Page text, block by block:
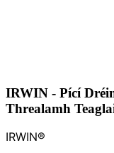
IRWIN - Pící
Threalamh
IRWIN®